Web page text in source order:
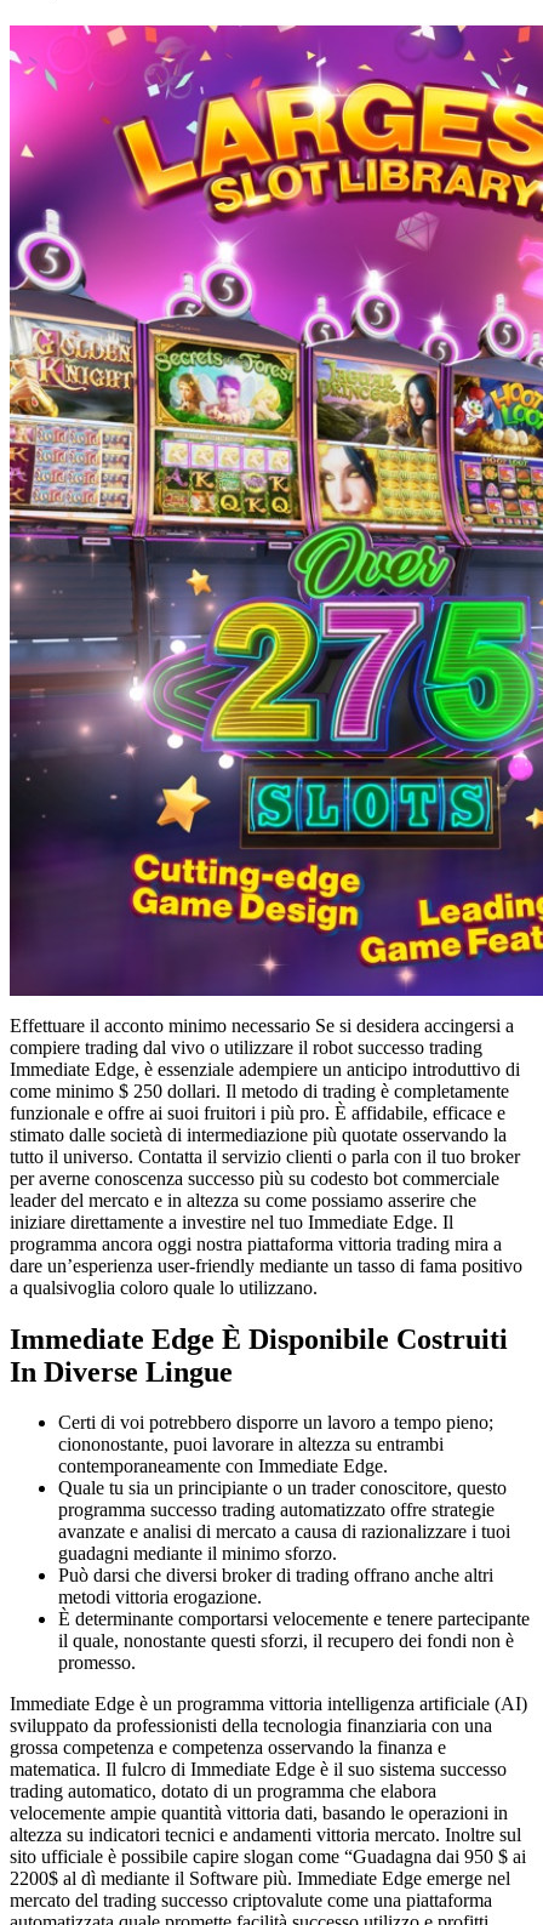
Effettuare il acconto minimo necessario Se si desidera accingersi a
compiere trading dal vivo o utilizzare il robot successo trading
Immediate Edge, è essenziale adempiere un anticipo introduttivo di
come minimo $ 250 dollari. Il metodo di trading è completamente
funzionale e offre ai suoi fruitori i più pro. È affidabile, efficace e
stimato dalle società di intermediazione più quotate osservando la
tutto il universo. Contatta il servizio clienti o parla con il tuo broker
per averne conoscenza successo più su codesto bot commerciale
leader del mercato e in altezza su come possiamo asserire che
iniziare direttamente a investire nel tuo Immediate Edge. Il
programma ancora oggi nostra piattaforma vittoria trading mira a
dare un’esperienza user-friendly mediante un tasso di fama positivo
a qualsivoglia coloro quale lo utilizzano.
Immediate Edge È Disponibile Costruiti
In Diverse Lingue
Certi di voi potrebbero disporre un lavoro a tempo pieno;
ciononostante, puoi lavorare in altezza su entrambi
contemporaneamente con Immediate Edge.
Quale tu sia un principiante o un trader conoscitore, questo
programma successo trading automatizzato offre strategie
avanzate e analisi di mercato a causa di razionalizzare i tuoi
guadagni mediante il minimo sforzo.
Può darsi che diversi broker di trading offrano anche altri
metodi vittoria erogazione.
È determinante comportarsi velocemente e tenere partecipante
il quale, nonostante questi sforzi, il recupero dei fondi non è
promesso.
Immediate Edge è un programma vittoria intelligenza artificiale (AI)
sviluppato da professionisti della tecnologia finanziaria con una
grossa competenza e competenza osservando la finanza e
matematica. Il fulcro di Immediate Edge è il suo sistema successo
trading automatico, dotato di un programma che elabora
velocemente ampie quantità vittoria dati, basando le operazioni in
altezza su indicatori tecnici e andamenti vittoria mercato. Inoltre sul
sito ufficiale è possibile capire slogan come “Guadagna dai 950 $ ai
2200$ al dì mediante il Software più. Immediate Edge emerge nel
mercato del trading successo criptovalute come una piattaforma